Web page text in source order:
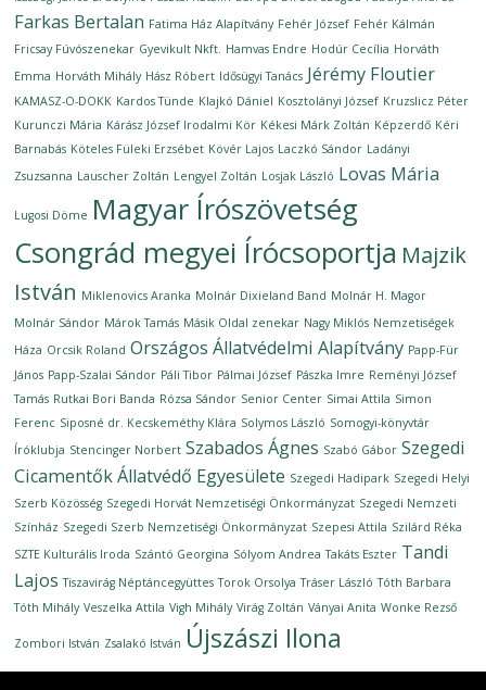
Farkas Bertalan Fatima Ház Alapítvány Fehér József Fehér Kálmán
Fricsay Fúvószenekar Gyevikult Nkft. Hamvas Endre Hodúr Cecília Horváth
Emma Horváth Mihály Hász Róbert Idősügyi Tanács Jérémy Floutier
KAMASZ-O-DOKK Kardos Tünde Klajkó Dániel Kosztolányi József Kruzslicz Péter
Kurunczi Mária Kárász József Irodalmi Kör Kékesi Márk Zoltán Képzerdő Kéri
Barnabás Köteles Füleki Erzsébet Kövér Lajos Laczkó Sándor Ladányi
Zsuzsanna Lauscher Zoltán Lengyel Zoltán Losjak László Lovas Mária
Lugosi Döme Magyar Írószövetség
Csongrád megyei Írócsoportja Majzik
István Miklenovics Aranka Molnár Dixieland Band Molnár H. Magor
Molnár Sándor Márok Tamás Másik Oldal zenekar Nagy Miklós Nemzetiségek
Háza Orcsik Roland Országos Állatvédelmi Alapítvány Papp-Für
János Papp-Szalai Sándor Páli Tibor Pálmai József Pászka Imre Reményi József
Tamás Rutkai Bori Banda Rózsa Sándor Senior Center Simai Attila Simon
Ferenc Siposné dr. Kecskeméthy Klára Solymos László Somogyi-könyvtár
Íróklubja Stencinger Norbert Szabados Ágnes Szabó Gábor Szegedi
Cicamentők Állatvédő Egyesülete Szegedi Hadipark Szegedi Helyi
Szerb Közösség Szegedi Horvát Nemzetiségi Önkormányzat Szegedi Nemzeti
Színház Szegedi Szerb Nemzetiségi Önkormányzat Szepesi Attila Szilárd Réka
SZTE Kulturális Iroda Szántó Georgina Sólyom Andrea Takáts Eszter Tandi
Lajos Tiszavirág Néptáncegyüttes Torok Orsolya Tráser László Tóth Barbara
Tóth Mihály Veszelka Attila Vigh Mihály Virág Zoltán Ványai Anita Wonke Rezső
Zombori István Zsalakó István Újszászi Ilona